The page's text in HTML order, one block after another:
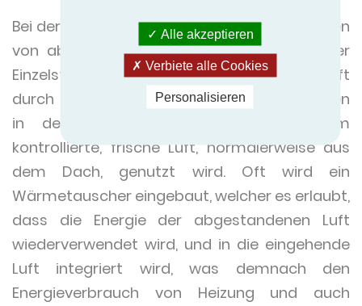
Bei der Doppelströmung erfolgt das Absaugen
von abgestandener Luft ebenso wie bei der
Einzelströmung, jedoch wird eingehende Luft
durch ein Netz von Kanälen und Insufflationen
in den Wohnräumen kontrolliert, indem
kontrollierte, frische Luft, normalerweise aus
dem Dach, genutzt wird. Oft wird ein
Wärmetauscher eingebaut, welcher es erlaubt,
dass die Energie der abgestandenen Luft
wiederverwendet wird, und in die eingehende
Luft integriert wird, was demnach den
Energieverbrauch von Heizung und auch
Alle akzeptieren
Verbiete alle Cookies
Personalisieren